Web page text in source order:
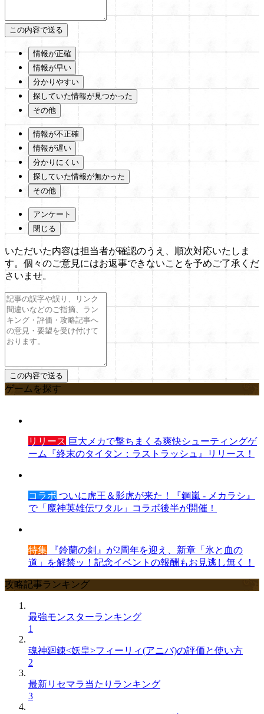
情報が正確
情報が早い
分かりやすい
探していた情報が見つかった
その他
情報が不正確
情報が遅い
分かりにくい
探していた情報が無かった
その他
アンケート
閉じる
いただいた内容は担当者が確認のうえ、順次対応いたしま
す。個々のご意見にはお返事できないことを予めご了承くだ
さいませ。
ゲームを探す
リリース 巨大メカで撃ちまくる爽快シューティングゲ
ーム『終末のタイタン：ラストラッシュ』リリース！
コラボ ついに虎王＆影虎が来た！『鋼嵐 - メカラシ』
で「魔神英雄伝ワタル」コラボ後半が開催！
特集 『鈴蘭の剣』が2周年を迎え、新章「氷と血の
道」を解禁ッ！記念イベントの報酬もお見逃し無く！
攻略記事ランキング
最強モンスターランキング
1
魂神廻錬<妖皇>フィーリィ(アニバ)の評価と使い方
2
最新リセマラ当たりランキング
3